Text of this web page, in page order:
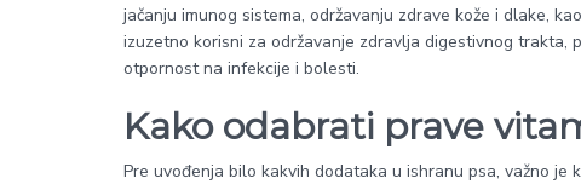
jačanju imunog sistema, održavanju zdrave kože i dlake,
izuzetno korisni za održavanje zdravlja digestivnog trakta,
otpornost na infekcije i bolesti.
Kako odabrati prave
Pre uvođenja bilo kakvih dodataka u ishranu psa, važno